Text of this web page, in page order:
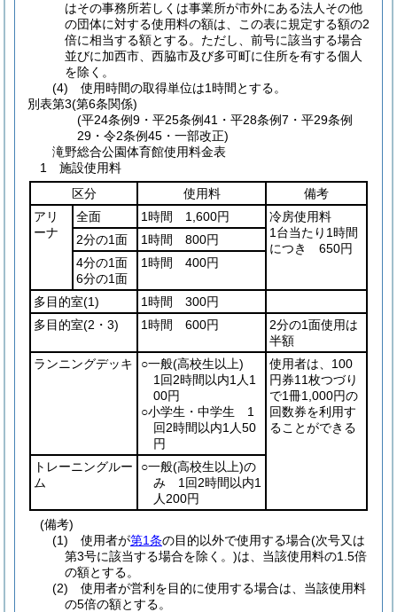
はその事務所若しくは事業所が市外にある法人その他
の団体に対する使用料の額は、この表に規定する額の2
倍に相当する額とする。ただし、前号に該当する場合
並びに加西市、西脇市及び多可町に住所を有する個人
を除く。
(4) 使用時間の取得単位は1時間とする。
別表第3(第6条関係)
(平24条例9・平25条例41・平28条例7・平29条例
29・令2条例45・一部改正)
滝野総合公園体育館使用料金表
1 施設使用料
区分
使用料
備考
アリ
ーナ
全面 1時間 1,600円
冷房使用料
1台当たり1時間
につき 650円
2分の1面
1時間 800円
4分の1面
6分の1面
1時間 400円
多目的室(1)
1時間 300円
多目的室(2・3) 1時間 600円
2分の1面使用は
半額
ランニングデッキ
○一般(高校生以上)
1回2時間以内1人1
00円
○小学生・中学生 1
回2時間以内1人50
円
使用者は、100
円券11枚つづり
で1冊1,000円の
回数券を利用す
ることができる
トレーニングルー
ム
○一般(高校生以上)の
み 1回2時間以内1
人200円
(備考)
(1) 使用者が第1条の目的以外で使用する場合(次号又は
第3号に該当する場合を除く。)は、当該使用料の1.5倍
の額とする。
(2) 使用者が営利を目的に使用する場合は、当該使用料
の5倍の額とする。